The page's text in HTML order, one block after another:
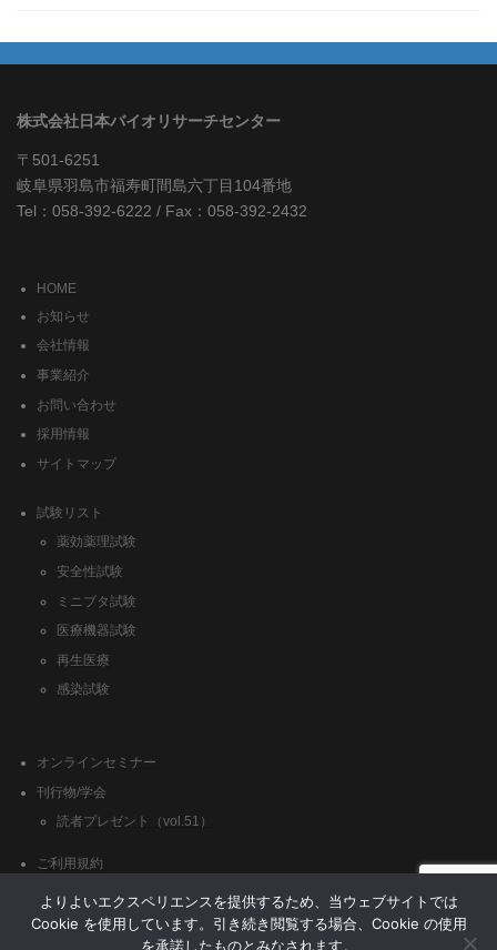
株式会社日本バイオリサーチセンター
〒501-6251
岐阜県羽島市福寿町間島六丁目104番地
Tel：058-392-6222 / Fax：058-392-2432
HOME
お知らせ
会社情報
事業紹介
お問い合わせ
採用情報
サイトマップ
試験リスト
薬効薬理試験
安全性試験
ミニブタ試験
医療機器試験
再生医療
感染試験
オンラインセミナー
刊行物/学会
読者プレゼント（vol.51）
ご利用規約
クッキーポリシー
よりよいエクスペリエンスを提供するため、当ウェブサイトでは
Cookie を使用しています。引き続き閲覧する場合、Cookie の使用
を承諾したものとみなされます。